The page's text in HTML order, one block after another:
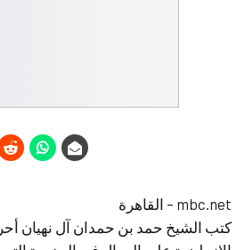
القاهرة – mbc.net
كتب الشيخ حمد بن حمدان آل نهيان